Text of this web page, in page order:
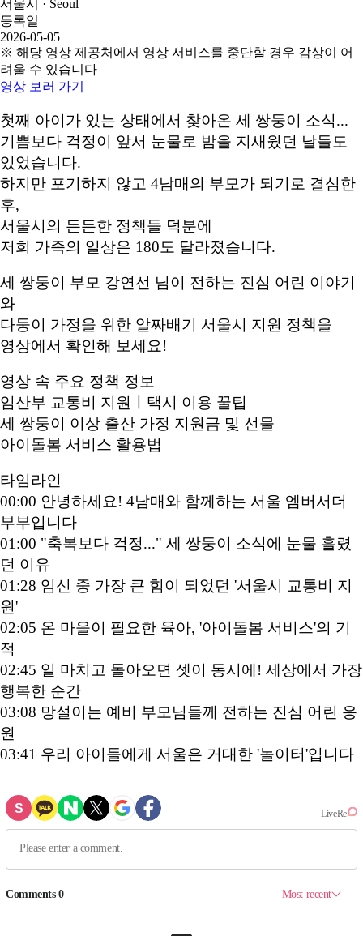
서울시 · Seoul
등록일
2026-05-05
※ 해당 영상 제공처에서 영상 서비스를 중단할 경우 감상이 어
려울 수 있습니다
영상 보러 가기
첫째 아이가 있는 상태에서 찾아온 세 쌍둥이 소식...
기쁨보다 걱정이 앞서 눈물로 밤을 지새웠던 날들도
있었습니다.
하지만 포기하지 않고 4남매의 부모가 되기로 결심한
후,
서울시의 든든한 정책들 덕분에
저희 가족의 일상은 180도 달라졌습니다.
세 쌍둥이 부모 강연선 님이 전하는 진심 어린 이야기
와
다둥이 가정을 위한 알짜배기 서울시 지원 정책을
영상에서 확인해 보세요!
영상 속 주요 정책 정보
임산부 교통비 지원ㅣ택시 이용 꿀팁
세 쌍둥이 이상 출산 가정 지원금 및 선물
아이돌봄 서비스 활용법
타임라인
00:00 안녕하세요! 4남매와 함께하는 서울 엠버서더
부부입니다
01:00 "축복보다 걱정..." 세 쌍둥이 소식에 눈물 흘렸
던 이유
01:28 임신 중 가장 큰 힘이 되었던 '서울시 교통비 지
원'
02:05 온 마을이 필요한 육아, '아이돌봄 서비스'의 기
적
02:45 일 마치고 돌아오면 셋이 동시에! 세상에서 가장
행복한 순간
03:08 망설이는 예비 부모님들께 전하는 진심 어린 응
원
03:41 우리 아이들에게 서울은 거대한 '놀이터'입니다